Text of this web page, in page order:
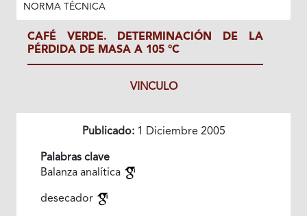
NORMA TÉCNICA
CAFÉ VERDE. DETERMINACIÓN DE LA
PÉRDIDA DE MASA A 105 °C
VINCULO
Publicado:1 Diciembre 2005
Palabras clave
Balanza analítica
desecador